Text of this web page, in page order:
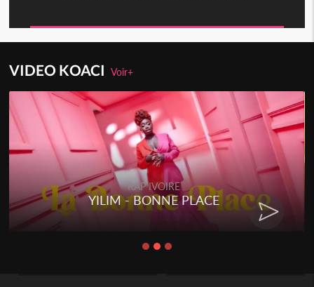
VIDEO KOACIVoir+
RAP IVOIRE
RENARD BARAKISSA - DOS DE
CHAT